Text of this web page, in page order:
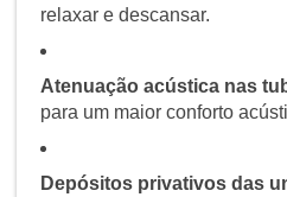
relaxar e descansar.
Atenuação acústica nas
para um maior conforto
Depósitos privativos das